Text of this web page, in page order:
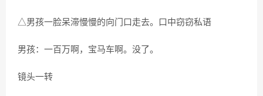
△男孩一脸呆滞慢慢的向门口走去。口中窃窃私语
男孩：一百万啊，宝马车啊。没了。
镜头一转